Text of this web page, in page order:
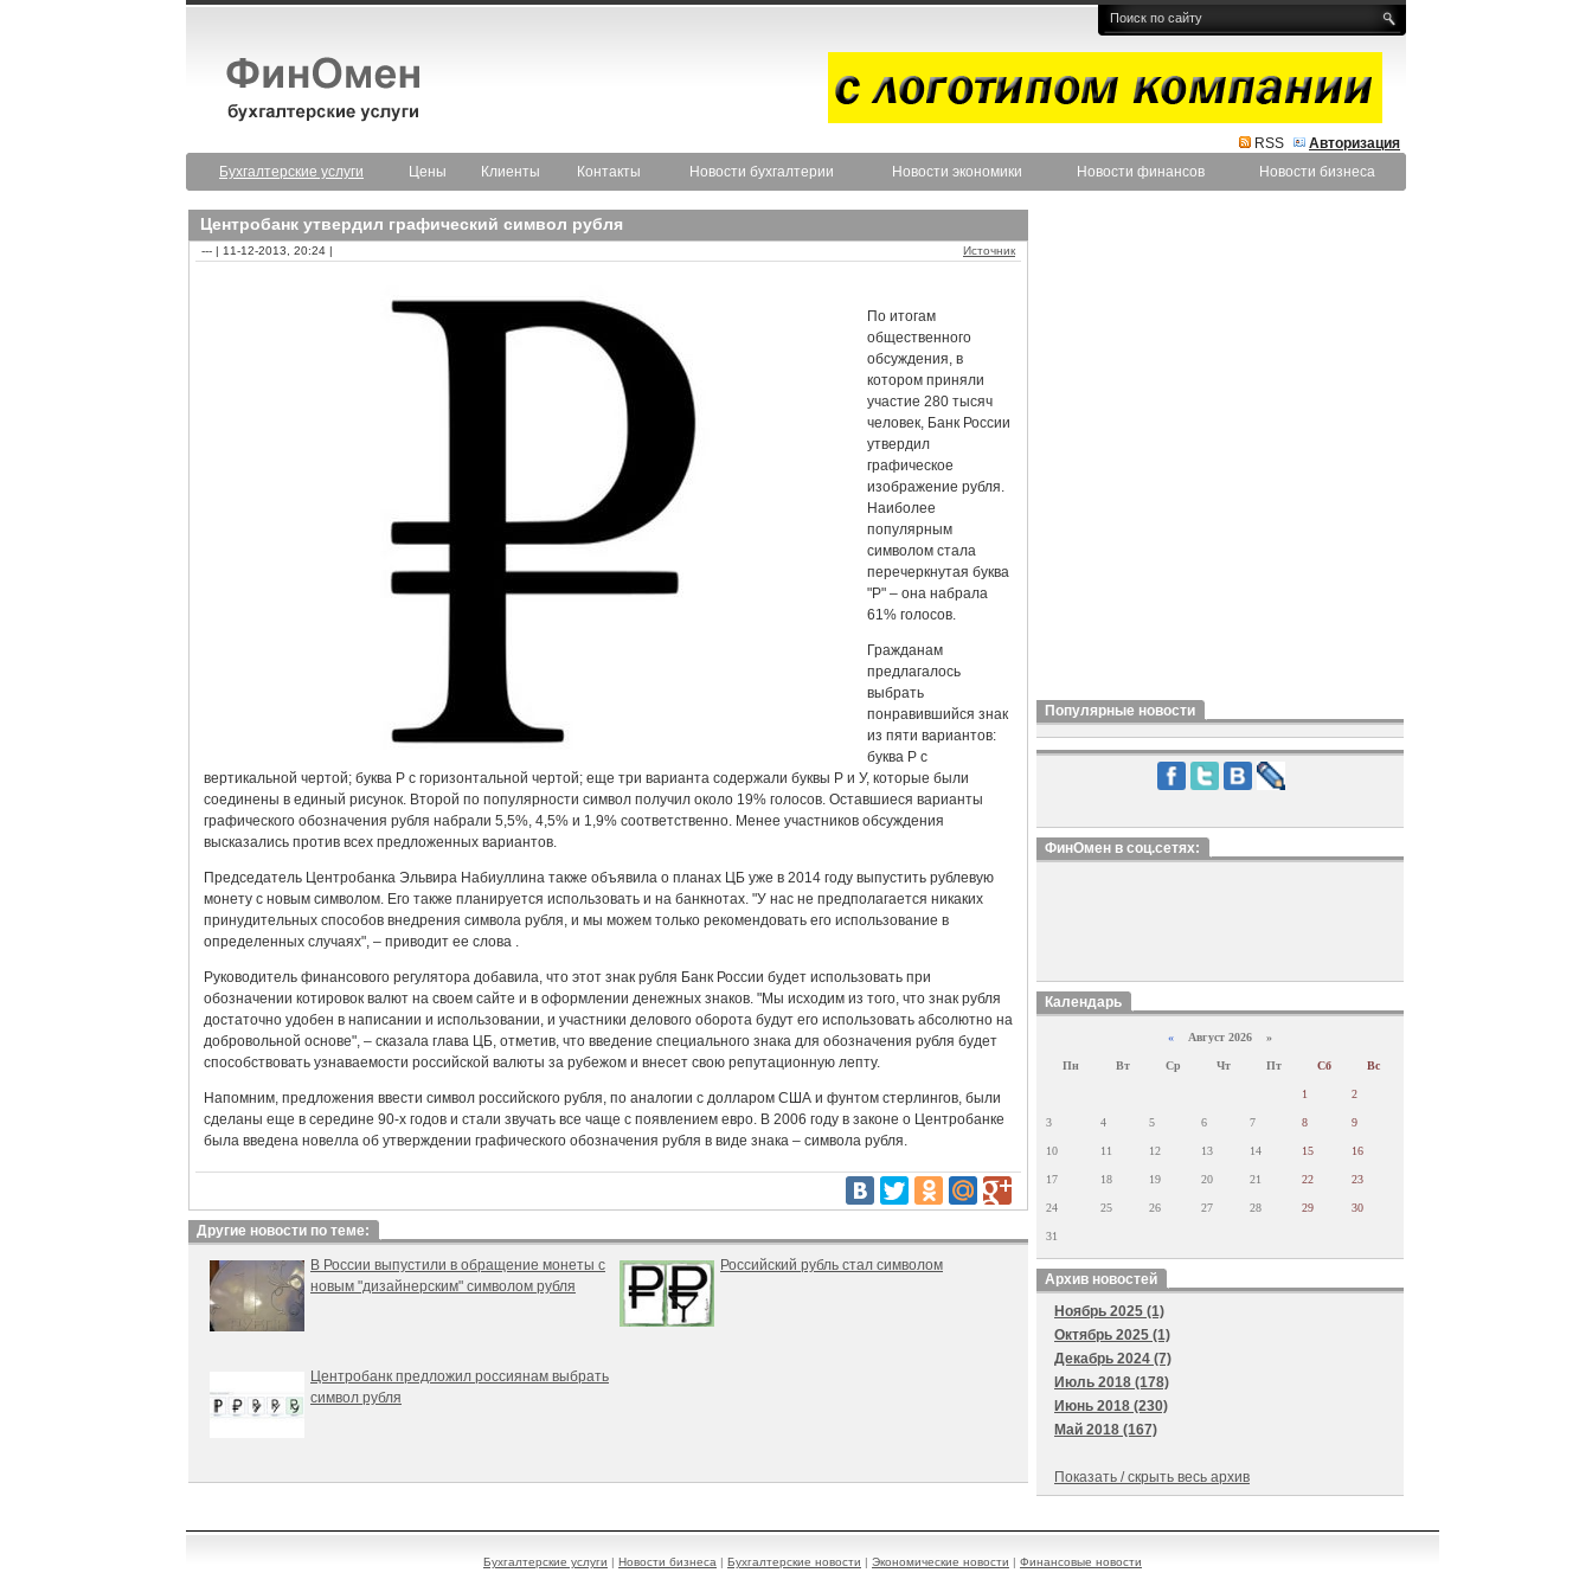
RSS
Авторизация
Бухгалтерские услуги
Цены Клиенты Контакты Новости бухгалтерии Новости экономики Новости финансов Новости бизнеса
Центробанк утвердил графический символ рубля
--- | 11-12-2013, 20:24 | Источник
По итогам
общественного
обсуждения, в
котором приняли
участие 280 тысяч
человек, Банк России
утвердил
графическое
изображение рубля.
Наиболее
популярным
символом стала
перечеркнутая буква
"Р" – она набрала
61% голосов.
Гражданам
предлагалось
выбрать
понравившийся знак
из пяти вариантов:
буква Р с
вертикальной чертой; буква Р с горизонтальной чертой; еще три варианта содержали буквы Р и У, которые были
соединены в единый рисунок. Второй по популярности символ получил около 19% голосов. Оставшиеся варианты
графического обозначения рубля набрали 5,5%, 4,5% и 1,9% соответственно. Менее участников обсуждения
высказались против всех предложенных вариантов.
Председатель Центробанка Эльвира Набиуллина также объявила о планах ЦБ уже в 2014 году выпустить рублевую
монету с новым символом. Его также планируется использовать и на банкнотах. "У нас не предполагается никаких
принудительных способов внедрения символа рубля, и мы можем только рекомендовать его использование в
определенных случаях", – приводит ее слова .
Руководитель финансового регулятора добавила, что этот знак рубля Банк России будет использовать при
обозначении котировок валют на своем сайте и в оформлении денежных знаков. "Мы исходим из того, что знак рубля
достаточно удобен в написании и использовании, и участники делового оборота будут его использовать абсолютно на
добровольной основе", – сказала глава ЦБ, отметив, что введение специального знака для обозначения рубля будет
способствовать узнаваемости российской валюты за рубежом и внесет свою репутационную лепту.
Напомним, предложения ввести символ российского рубля, по аналогии с долларом США и фунтом стерлингов, были
сделаны еще в середине 90-х годов и стали звучать все чаще с появлением евро. В 2006 году в законе о Центробанке
была введена новелла об утверждении графического обозначения рубля в виде знака – символа рубля.
Другие новости по теме:
В России выпустили в обращение монеты с
новым "дизайнерским" символом рубля
Российский рубль стал символом
Центробанк предложил россиянам выбрать
символ рубля
Популярные новости
ФинОмен в соц.сетях:
Календарь
« Август 2026 »
Пн Вт Ср Чт Пт Сб Вс
1 2
3 4 5 6 7 8 9
10 11 12 13 14 15 16
17 18 19 20 21 22 23
24 25 26 27 28 29 30
31
Архив новостей
Ноябрь 2025 (1)
Октябрь 2025 (1)
Декабрь 2024 (7)
Июль 2018 (178)
Июнь 2018 (230)
Май 2018 (167)
Показать / скрыть весь архив
Бухгалтерские услуги | Новости бизнеса | Бухгалтерские новости | Экономические новости | Финансовые новости